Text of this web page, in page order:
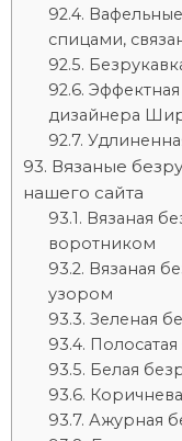
спицами,
дизайнера
Вязаные
нашего сайта
Вязаная
воротником
Вязаная
узором
Зеленая
Белая
Ажурная